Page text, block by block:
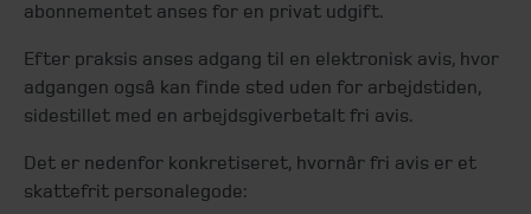
abonnementet anses for en privat udgift.
Efter praksis anses adgang til en elektronisk avis, hvor
adgangen også kan finde sted uden for arbejdstiden,
sidestillet med en arbejdsgiverbetalt fri avis.
Det er nedenfor konkretiseret, hvornår fri avis er et
skattefrit personalegode: